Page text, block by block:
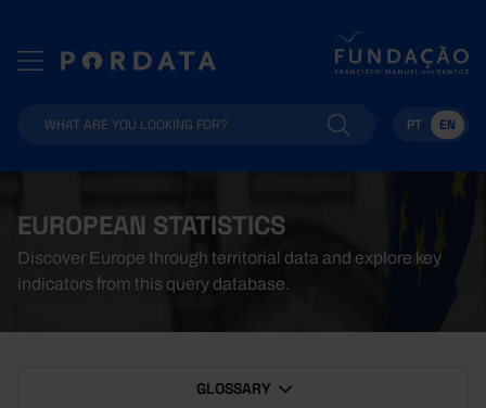
PT EN
EUROPEAN STATISTICS
Discover Europe through territorial data and explore key
indicators from this query database.
GLOSSARY